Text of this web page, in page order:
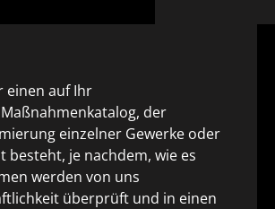
einen auf Ihr
der
einzelner Gewerke oder
besteht, je nachdem, wie es
werden von uns
überprüft und in einen